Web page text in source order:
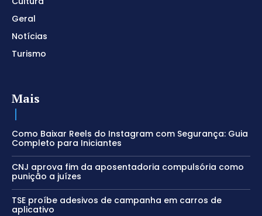
Geral
Notícias
Turismo
Mais
Como Baixar Reels do Instagram com Segurança: Guia
Completo para Iniciantes
CNJ aprova fim da aposentadoria compulsória como
punição a juízes
TSE proíbe adesivos de campanha em carros de
aplicativo